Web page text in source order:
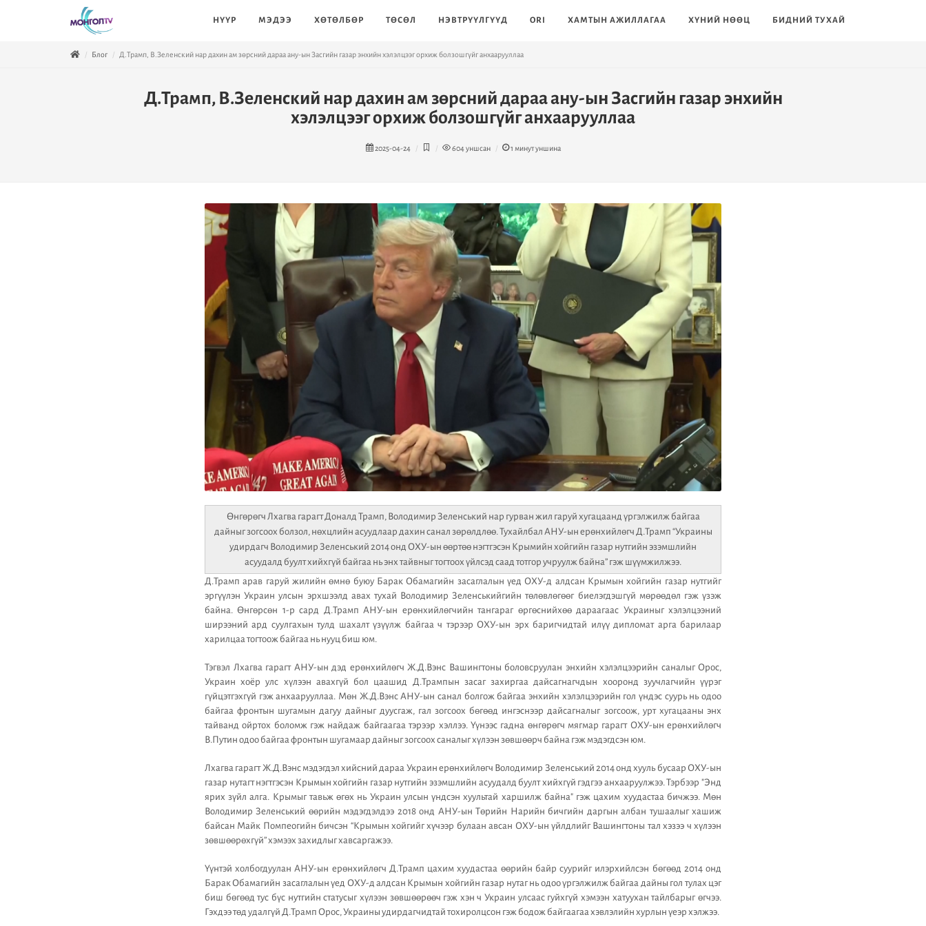
НҮҮР МЭДЭЭ ХӨТӨЛБӨР ТӨСӨЛ НЭВТРҮҮЛГҮҮД ORI ХАМТЫН АЖИЛЛАГАА ХҮНИЙ НӨӨЦ БИДНИЙ ТУХАЙ
Блог Д.Трамп, В.Зеленский нар дахин ам зөрсний дараа ану-ын Засгийн газар энхийн хэлэлцээг орхиж болзошгүйг анхаарууллаа
Д.Трамп, В.Зеленский нар дахин ам зөрсний дараа ану-ын Засгийн газар энхийн
хэлэлцээг орхиж болзошгүйг анхаарууллаа
2025-04-24 604уншсан 1 минут уншина
Өнгөрөгч Лхагва гарагт Доналд Трамп, Володимир Зеленський нар гурван жил гаруй хугацаанд үргэлжилж байгаа
дайныг зогсоох болзол, нөхцлийн асуудлаар дахин санал зөрөлдлөө. Тухайлбал АНУ-ын ерөнхийлөгч Д.Трамп “Украины
удирдагч Володимир Зеленський 2014 онд ОХУ-ын өөртөө нэгтгэсэн Крымийн хойгийн газар нутгийн эзэмшлийн
асуудалд буулт хийхгүй байгаа нь энх тайвныг тогтоох үйлсэд саад тотгор учруулж байна” гэж шүүмжилжээ.
Д.Трамп арав гаруй жилийн өмнө буюу Барак Обамагийн засаглалын үед ОХУ-д алдсан Крымын хойгийн газар нутгийг
эргүүлэн Украин улсын эрхшээлд авах тухай Володимир Зеленськийгийн төлөвлөгөөг биелэгдэшгүй мөрөөдөл гэж үзэж
байна. Өнгөрсөн 1-р сард Д.Трамп АНУ-ын ерөнхийлөгчийн тангараг өргөснийхөө дараагаас Украиныг хэлэлцээний
ширээний ард суулгахын тулд шахалт үзүүлж байгаа ч тэрээр ОХУ-ын эрх баригчидтай илүү дипломат арга барилаар
харилцаа тогтоож байгаа нь нууц биш юм.
Тэгвэл Лхагва гарагт АНУ-ын дэд ерөнхийлөгч Ж.Д.Вэнс Вашингтоны боловсруулан энхийн хэлэлцээрийн саналыг Орос,
Украин хоёр улс хүлээн авахгүй бол цаашид Д.Трампын засаг захиргаа дайсагнагчдын хооронд зуучлагчийн үүрэг
гүйцэтгэхгүй гэж анхаарууллаа. Мөн Ж.Д.Вэнс АНУ-ын санал болгож байгаа энхийн хэлэлцээрийн гол үндэс суурь нь одоо
байгаа фронтын шугамын дагуу дайныг дуусгаж, гал зогсоох бөгөөд ингэснээр дайсагналыг зогсоож, урт хугацааны энх
тайванд ойртох боломж гэж найдаж байгаагаа тэрээр хэллээ. Үүнээс гадна өнгөрөгч мягмар гарагт ОХУ-ын ерөнхийлөгч
В.Путин одоо байгаа фронтын шугамаар дайныг зогсоох саналыг хүлээн зөвшөөрч байна гэж мэдэгдсэн юм.
Лхагва гарагт Ж.Д.Вэнс мэдэгдэл хийсний дараа Украин ерөнхийлөгч Володимир Зеленський 2014 онд хууль бусаар ОХУ-ын
газар нутагт нэгтгэсэн Крымын хойгийн газар нутгийн эзэмшлийн асуудалд буулт хийхгүй гэдгээ анхааруулжээ. Тэрбээр "Энд
ярих зүйл алга. Крымыг тавьж өгөх нь Украин улсын үндсэн хуультай харшилж байна" гэж цахим хуудастаа бичжээ. Мөн
Володимир Зеленський өөрийн мэдэгдэлдээ 2018 онд АНУ-ын Төрийн Нарийн бичгийн даргын албан тушаалыг хашиж
байсан Майк Помпеогийн бичсэн “Крымын хойгийг хүчээр булаан авсан ОХУ-ын үйлдлийг Вашингтоны тал хэзээ ч хүлээн
зөвшөөрөхгүй” хэмээх захидлыг хавсаргажээ.
Үүнтэй холбогдуулан АНУ-ын ерөнхийлөгч Д.Трамп цахим хуудастаа өөрийн байр суурийг илэрхийлсэн бөгөөд 2014 онд
Барак Обамагийн засаглалын үед ОХУ-д алдсан Крымын хойгийн газар нутаг нь одоо үргэлжилж байгаа дайны гол тулах цэг
биш бөгөөд тус бүс нутгийн статусыг хүлээн зөвшөөрөөч гэж хэн ч Украин улсаас гуйхгүй хэмээн хатуухан тайлбарыг өгчээ.
Гэхдээ төд удалгүй Д.Трамп Орос, Украины удирдагчидтай тохиролцсон гэж бодож байгаагаа хэвлэлийн хурлын үеэр хэлжээ.